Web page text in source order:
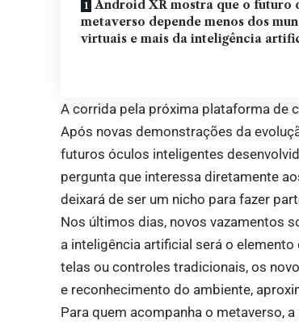
Android XR mostra que o futuro
metaverso depende menos dos
virtuais e mais da inteligência
A corrida pela próxima plataforma de
Após novas demonstrações da
futuros óculos inteligentes
pergunta que interessa diretamente
deixará de ser um nicho para fazer
Nos últimos dias, novos vazamentos
a inteligência artificial será o
telas ou controles tradicionais, os
e reconhecimento do ambiente,
Para quem acompanha o metaverso,